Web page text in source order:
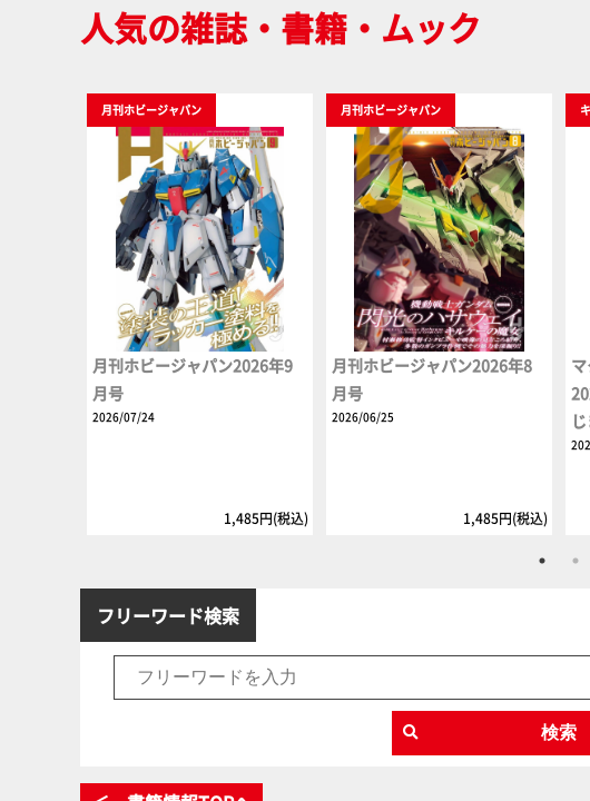
人気の雑誌・書籍・ムック
月刊ホビージャパン
月刊ホビージャパン2026年9
月号
2026/07/24
1,485円(税込)
月刊ホビージャパン
月刊ホビージャパン2026年8
月号
2026/06/25
1,485円(税込)
フリーワード検索
検索